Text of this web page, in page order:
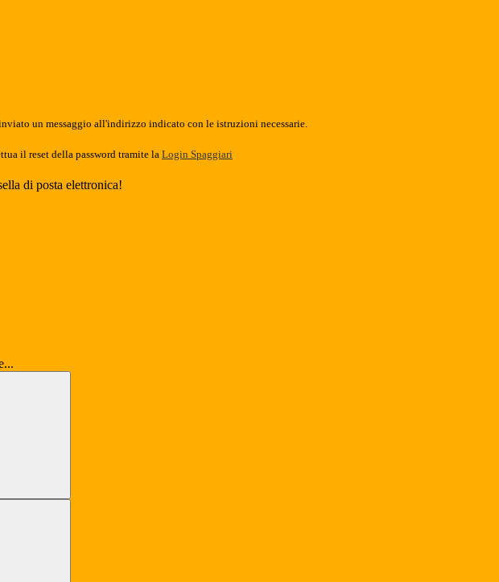
un messaggio all'indirizzo indicato con le istruzioni necessarie.
il reset della password tramite la Login Spaggiari
di posta elettronica!